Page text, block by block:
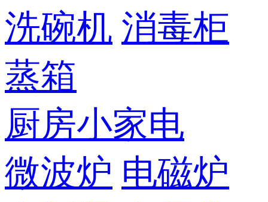
洗碗机 消毒柜
蒸箱
厨房小家电
微波炉 电磁炉